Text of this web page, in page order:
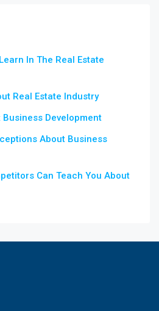
In The Real Estate
Real Estate Industry
Development
About Business
Can Teach You About